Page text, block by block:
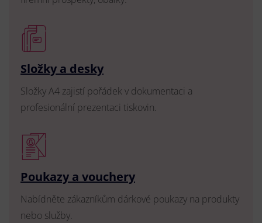
Složky a desky
Složky A4 zajistí pořádek v dokumentaci a
profesionální prezentaci tiskovin.
Poukazy a vouchery
Nabídněte zákazníkům dárkové poukazy na produkty
nebo služby.